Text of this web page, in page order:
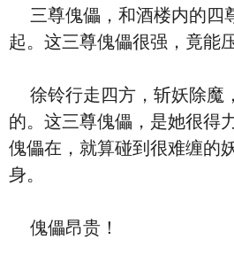
三尊傀儡，和酒楼内的四
起。这三尊傀儡很强，竟能
徐铃行走四方，斩妖除魔
的。这三尊傀儡，是她很得
傀儡在，就算碰到很难缠的
身。
傀儡昂贵！